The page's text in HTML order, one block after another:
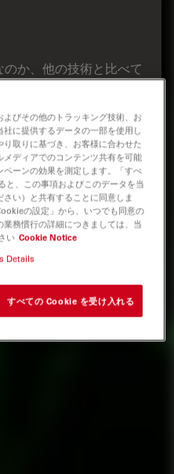
か、他の技術と比べて
のようなものか
な課題は何か
グシステムを選んだの
びその他のトラッキング技術、お
に提供するデータの一部を使用し
取りに基づき、お客様に合わせた
ディアでのコンテンツ共有を可能
ーンの効果を測定します。「すべ
と、この事項およびこのデータを当
い）と共有することに同意しま
の設定」から、いつでも同意の
務慣行の詳細につきましては、当
い Cookie Notice
Details
すべての Cookie を受け入れる